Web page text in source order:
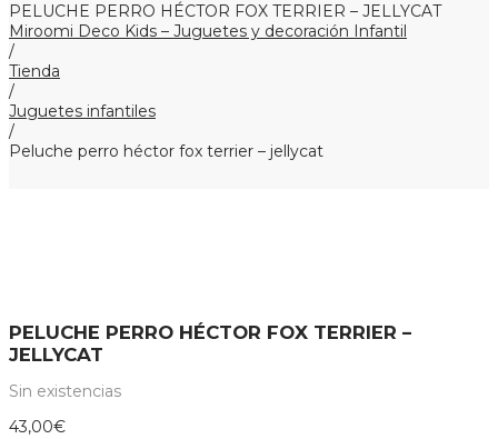
PELUCHE PERRO HÉCTOR FOX TERRIER – JELLYCAT
Miroomi Deco Kids – Juguetes y decoración Infantil
/
Tienda
/
Juguetes infantiles
/
Peluche perro héctor fox terrier – jellycat
PELUCHE PERRO HÉCTOR FOX TERRIER –
JELLYCAT
Sin existencias
43,00€